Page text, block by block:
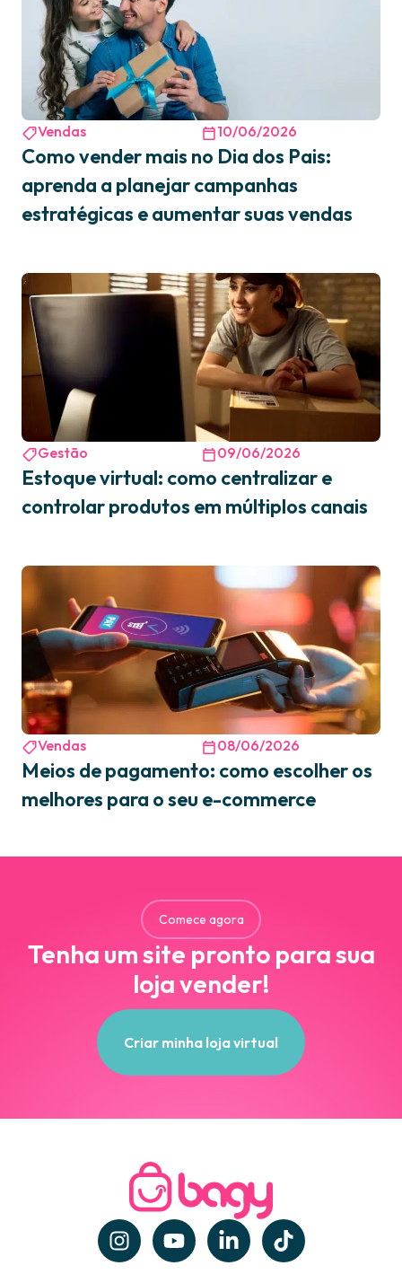
Vendas 10/06/2026
Como vender mais no Dia dos Pais:
aprenda a planejar campanhas
estratégicas e aumentar suas vendas
Gestão 09/06/2026
Estoque virtual: como centralizar e
controlar produtos em múltiplos canais
Vendas 08/06/2026
Meios de pagamento: como escolher os
melhores para o seu e-commerce
Comece agora
Tenha um site pronto para sua
loja vender!
Criar minha loja virtual